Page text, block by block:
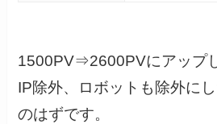
1500PV⇒2600PVにアップ
IP除外、ロボットも除外に
のはずです。